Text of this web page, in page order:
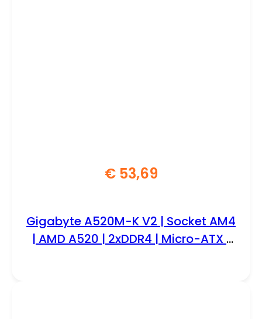
€53,69
Gigabyte A520M-K V2 | Socket AM4
| AMD A520 | 2xDDR4 | Micro-ATX |